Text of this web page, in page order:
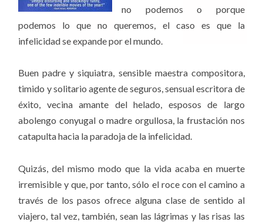
no podemos o porque
podemos lo que no queremos, el caso es que la
infelicidad se expande por el mundo.
Buen padre y siquiatra, sensible maestra compositora,
timido y solitario agente de seguros, sensual escritora de
éxito, vecina amante del helado, esposos de largo
abolengo conyugal o madre orgullosa, la frustación nos
catapulta hacia la paradoja de la infelicidad.
Quizás, del mismo modo que la vida acaba en muerte
irremisible y que, por tanto, sólo el roce con el camino a
través de los pasos ofrece alguna clase de sentido al
viajero, tal vez, también, sean las lágrimas y las risas las